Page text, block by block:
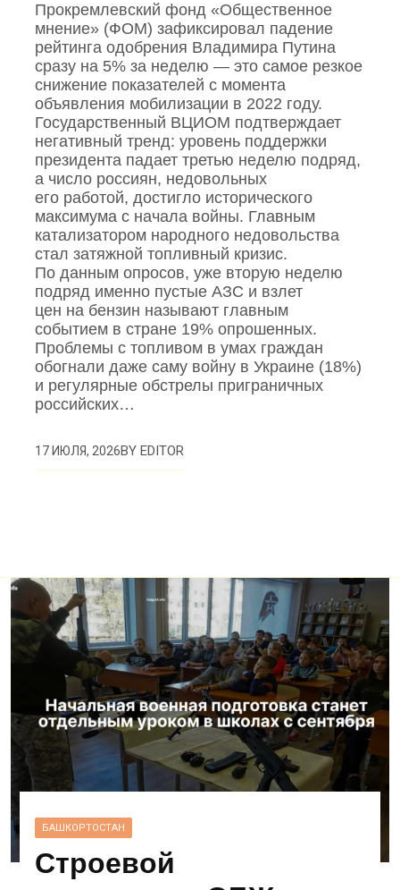
Прокремлевский фонд «Общественное
мнение» (ФОМ) зафиксировал падение
рейтинга одобрения Владимира Путина
сразу на 5% за неделю — это самое резкое
снижение показателей с момента
объявления мобилизации в 2022 году.
Государственный ВЦИОМ подтверждает
негативный тренд: уровень поддержки
президента падает третью неделю подряд,
а число россиян, недовольных
его работой, достигло исторического
максимума с начала войны. Главным
катализатором народного недовольства
стал затяжной топливный кризис.
По данным опросов, уже вторую неделю
подряд именно пустые АЗС и взлет
цен на бензин называют главным
событием в стране 19% опрошенных.
Проблемы с топливом в умах граждан
обогнали даже саму войну в Украине (18%)
и регулярные обстрелы приграничных
российских…
17 ИЮЛЯ, 2026BYEDITOR
БАШКОРТОСТАН
Строевой